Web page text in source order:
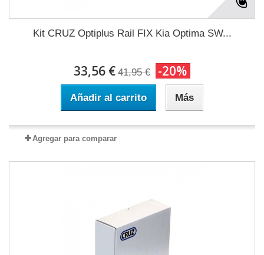
Kit CRUZ Optiplus Rail FIX Kia Optima SW...
33,56 € 41,95 € -20%
Añadir al carrito Más
Agregar para comparar